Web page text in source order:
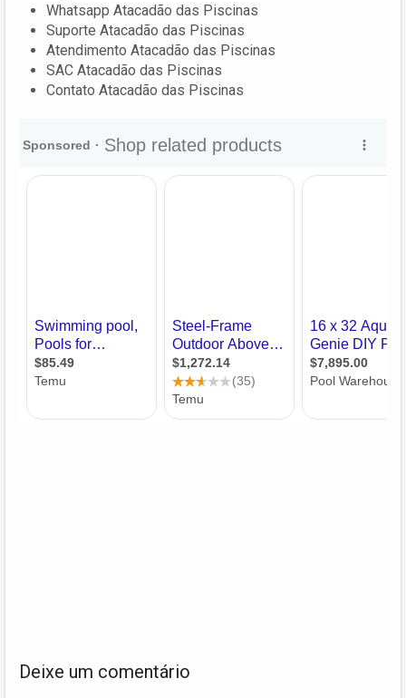
Whatsapp Atacadão das Piscinas
Suporte Atacadão das Piscinas
Atendimento Atacadão das Piscinas
SAC Atacadão das Piscinas
Contato Atacadão das Piscinas
Deixe um comentário